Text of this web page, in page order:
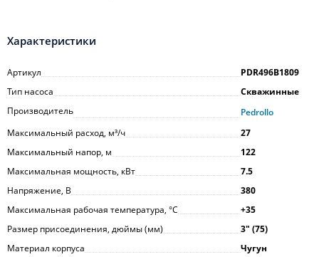
Характеристики
Артикул
PDR496B1809
Тип насоса
Скважинные
Производитель
Pedrollo
Максимальный расход, м³/ч
27
Максимальный напор, м
122
Максимальная мощность, кВт
7.5
Напряжение, В
380
Максимальная рабочая температура, °С
+35
Размер присоединения, дюймы (мм)
3ʺ (75)
Материал корпуса
Чугун